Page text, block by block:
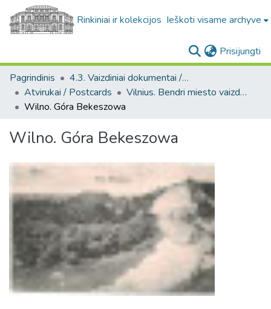
Rinkiniai ir kolekcijos Ieškoti visame archyve
Prisijungti
Pagrindinis
4.3. Vaizdiniai dokumentai / Visual documents
Atvirukai / Postcards
Vilnius. Bendri miesto vaizdai : miesto ir jo apylinkių fotografinių atvirukų rinkinys
Wilno. Góra Bekeszowa
Wilno. Góra Bekeszowa